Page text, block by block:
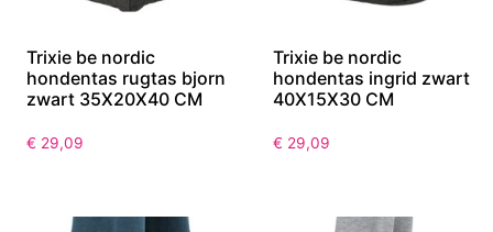
Trixie be nordic
hondentas rugtas bjorn
zwart 35X20X40 CM
€ 29,09
Trixie be nordic
hondentas ingrid zwart
40X15X30 CM
€ 29,09